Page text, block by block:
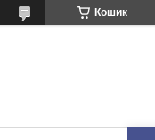
Кошик